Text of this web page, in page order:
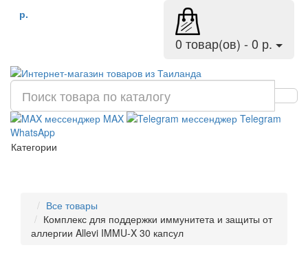
р.
0 товар(ов) - 0 р.
MAX
Telegram
WhatsApp
Категории
Все товары
Комплекс для поддержки иммунитета и защиты от
аллергии Allevi IMMU-X 30 капсул